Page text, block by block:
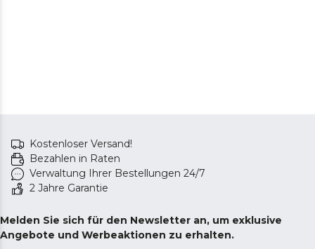
Kostenloser Versand!
Bezahlen in Raten
Verwaltung Ihrer Bestellungen 24/7
2 Jahre Garantie
Melden Sie sich für den Newsletter an, um exklusive
Angebote und Werbeaktionen zu erhalten.